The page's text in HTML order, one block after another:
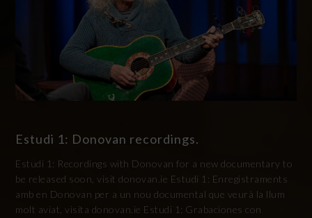
Estudi 1: Donovan recordings.
Estudi 1: Recordings with Donovan for a new documentary to
be released soon, visit donovan.ie Estudi 1: Enregistraments
amb en Donovan per a un nou documental que veurà la llum
molt aviat, visita donovan.ie Estudi 1: Grabaciones con